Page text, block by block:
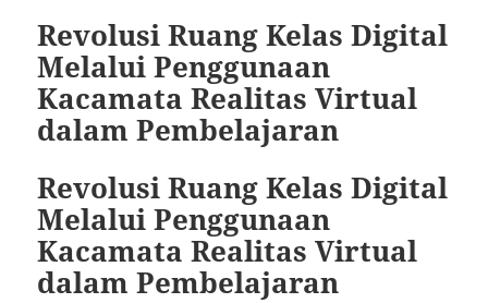
Revolusi Ruang Kelas Digital
Melalui Penggunaan
Kacamata Realitas Virtual
dalam Pembelajaran
Revolusi Ruang Kelas Digital
Melalui Penggunaan
Kacamata Realitas Virtual
dalam Pembelajaran